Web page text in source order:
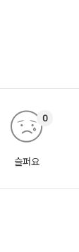
슬퍼요
0